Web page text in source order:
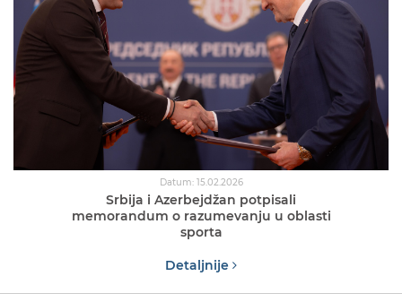
Datum: 15.02.2026
Srbija i Azerbejdžan potpisali
memorandum o razumevanju u oblasti
sporta
Detaljnije